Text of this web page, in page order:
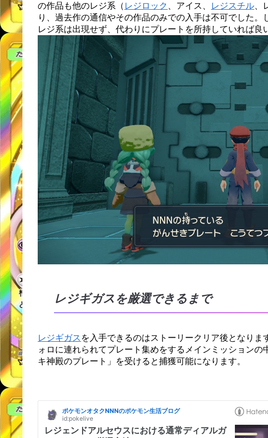
の作品も他のレジ系（ レジロック 、アイス、 レジスチル、
り、過去作の通信やその作品のみでの入手は不可でした。
レジ系は出現せず、代わりにプレートを所持していれば良
レジギガスを厳選できるまで
レジギガス を入手できるのはストーリークリア後となりま
ォロに連れられてプレート集めをするメインミッション
キ神殿のプレート」を受けると捕獲可能になります。